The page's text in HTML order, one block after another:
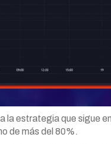
la estrategia que sigue
de más del 80%.